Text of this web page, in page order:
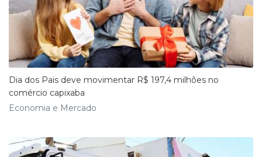
Dia dos Pais deve movimentar R$ 197,4 milhões no
comércio capixaba
Economia e Mercado